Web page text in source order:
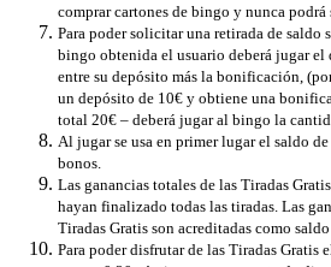
comprar cartones de bingo y nunca podrá
Para poder solicitar una retirada de
bingo obtenida el usuario deberá jugar
entre su depósito más la bonificación,
un depósito de 10€ y obtiene una
total 20€ – deberá jugar al bingo la
Al jugar se usa en primer lugar el saldo
bonos.
Las ganancias totales de las Tiradas
hayan finalizado todas las tiradas. Las
Tiradas Gratis son acreditadas como
Para poder disfrutar de las Tiradas Gratis